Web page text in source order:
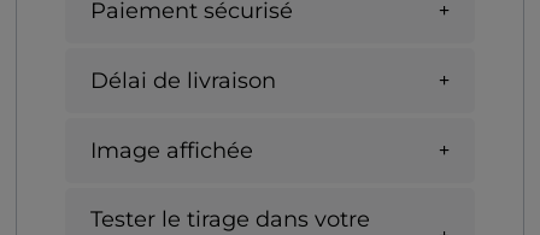
Paiement sécurisé
Délai de livraison
Image affichée
Tester le tirage dans votre